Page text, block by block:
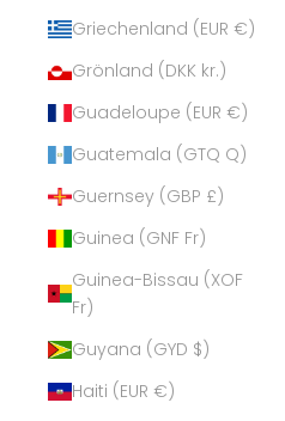
Griechenland (EUR €)
Grönland (DKK kr.)
Guadeloupe (EUR €)
Guatemala (GTQ Q)
Guernsey (GBP £)
Guinea (GNF Fr)
Guinea-Bissau (XOF
Fr)
Guyana (GYD $)
Haiti (EUR €)